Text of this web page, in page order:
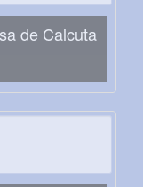
de Calcuta